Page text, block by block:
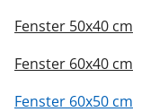
Fenster 50x40 cm
Fenster 60x40 cm
Fenster 60x50 cm